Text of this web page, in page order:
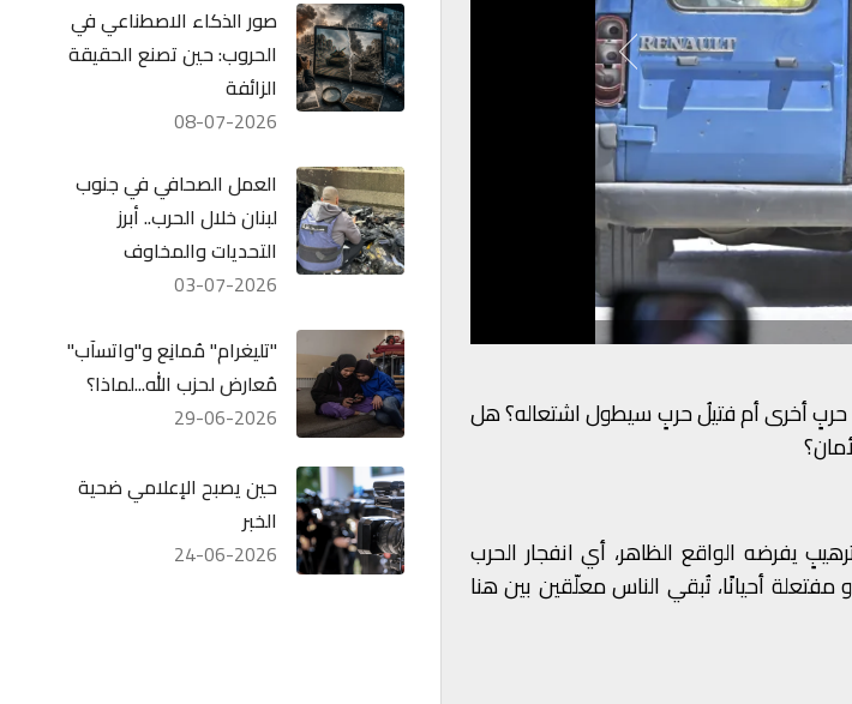
حربٍ أخرى أم فتيلُ حربٍ سيطول اشتعاله؟ هل
يفرضه الواقع الظاهر، أي انفجار الحرب
أحيانًا، تُبقي الناس معلّقين بين هنا
صور الذكاء الاصطناعي في
الحروب: حين تصنع الحقيقة
الزائفة
08-07-2026
العمل الصحافي في جنوب
لبنان خلال الحرب.. أبرز
التحديات والمخاوف
03-07-2026
"تليغرام" مُمانِع و"واتسآب"
مُعارض لحزب الله...لماذا؟
29-06-2026
حين يصبح الإعلامي ضحية
الخبر
24-06-2026